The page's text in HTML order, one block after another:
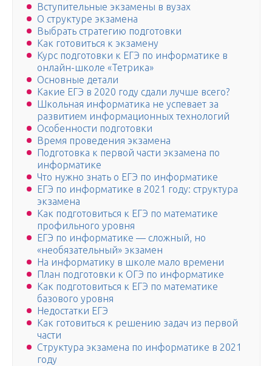
Вступительные экзамены в вузах
О структуре экзамена
Выбрать стратегию подготовки
Как готовиться к экзамену
Курс подготовки к ЕГЭ по информатике в
онлайн-школе «Тетрика»
Основные детали
Какие ЕГЭ в 2020 году сдали лучше всего?
Школьная информатика не успевает за
развитием информационных технологий
Особенности подготовки
Время проведения экзамена
Подготовка к первой части экзамена по
информатике
Что нужно знать о ЕГЭ по информатике
ЕГЭ по информатике в 2021 году: структура
экзамена
Как подготовиться к ЕГЭ по математике
профильного уровня
ЕГЭ по информатике — сложный, но
«необязательный» экзамен
На информатику в школе мало времени
План подготовки к ОГЭ по информатике
Как подготовиться к ЕГЭ по математике
базового уровня
Недостатки ЕГЭ
Как готовиться к решению задач из первой
части
Структура экзамена по информатике в 2021
году